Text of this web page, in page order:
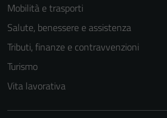
Mobilità e trasporti
Salute, benessere e assistenza
Tributi, finanze e contravvenzioni
Turismo
Vita lavorativa